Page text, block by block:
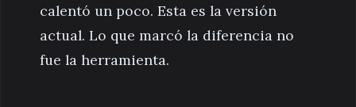
calentó un poco. Esta es la versión
actual. Lo que marcó la diferencia no
fue la herramienta.